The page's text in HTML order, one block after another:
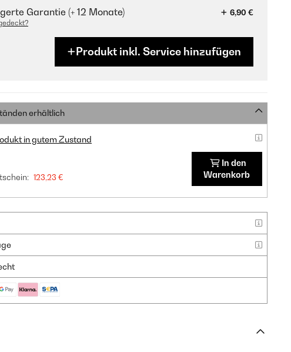
Garantie (+ 12 Monate)
6,90 €
Produkt inkl. Service hinzufügen
erhältlich
in gutem Zustand
123,23 €
In den
Warenkorb